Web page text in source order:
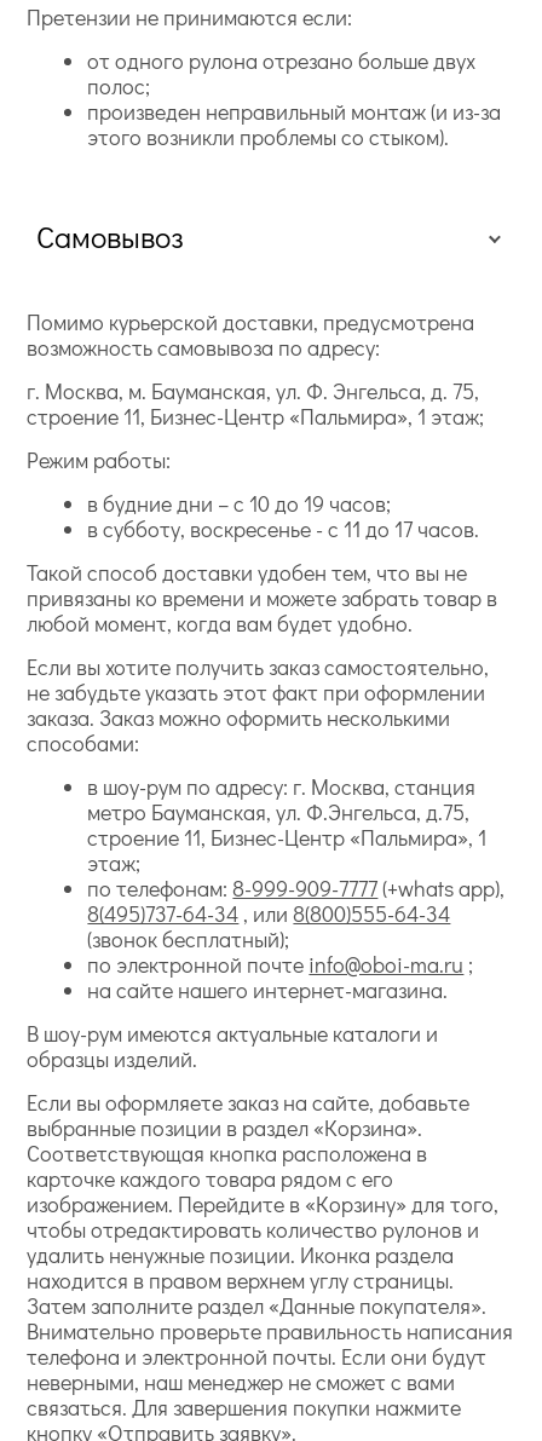
Претензии не принимаются если:
от одного рулона отрезано больше двух
полос;
произведен неправильный монтаж (и из-за
этого возникли проблемы со стыком).
Самовывоз
Помимо курьерской доставки, предусмотрена
возможность самовывоза по адресу:
г. Москва, м. Бауманская, ул. Ф. Энгельса, д. 75,
строение 11, Бизнес-Центр «Пальмира», 1 этаж;
Режим работы:
в будние дни – с 10 до 19 часов;
в субботу, воскресенье - с 11 до 17 часов.
Такой способ доставки удобен тем, что вы не
привязаны ко времени и можете забрать товар в
любой момент, когда вам будет удобно.
Если вы хотите получить заказ самостоятельно,
не забудьте указать этот факт при оформлении
заказа. Заказ можно оформить несколькими
способами:
в шоу-рум по адресу: г. Москва, станция
метро Бауманская, ул. Ф.Энгельса, д.75,
строение 11, Бизнес-Центр «Пальмира», 1
этаж;
по телефонам: 8-999-909-7777(+whats app),
8(495)737-64-34 , или 8(800)555-64-34
(звонок бесплатный);
по электронной почте info@oboi-ma.ru ;
на сайте нашего интернет-магазина.
В шоу-рум имеются актуальные каталоги и
образцы изделий.
Если вы оформляете заказ на сайте, добавьте
выбранные позиции в раздел «Корзина».
Соответствующая кнопка расположена в
карточке каждого товара рядом с его
изображением. Перейдите в «Корзину» для того,
чтобы отредактировать количество рулонов и
удалить ненужные позиции. Иконка раздела
находится в правом верхнем углу страницы.
Затем заполните раздел «Данные покупателя».
Внимательно проверьте правильность написания
телефона и электронной почты. Если они будут
неверными, наш менеджер не сможет с вами
связаться. Для завершения покупки нажмите
кнопку «Отправить заявку».